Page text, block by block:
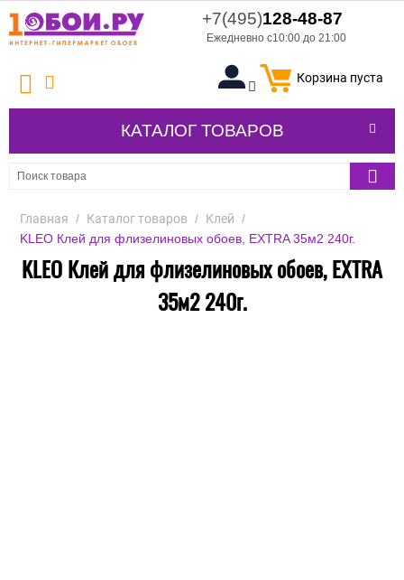
+7(495)128-48-87
Ежедневно с10:00 до 21:00
Корзина пуста
КАТАЛОГ ТОВАРОВ
Главная / Каталог товаров / Клей /
KLEO Клей для флизелиновых обоев, EXTRA 35м2 240г.
KLEO Клей для флизелиновых обоев, EXTRA
35м2 240г.